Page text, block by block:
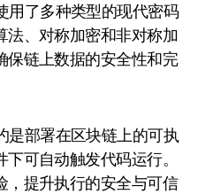
用了多种类型的现代密码
法、对称加密和非对称加
保链上数据的安全性和完
是部署在区块链上的可执
可自动触发代码运行。
，提升执行的安全与可信